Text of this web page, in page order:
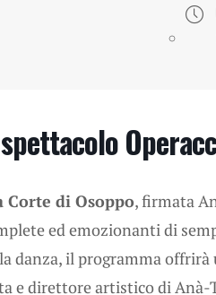
Corte di Osoppo, firmata
ed emozionanti di
danza, il programma
e direttore artistico di